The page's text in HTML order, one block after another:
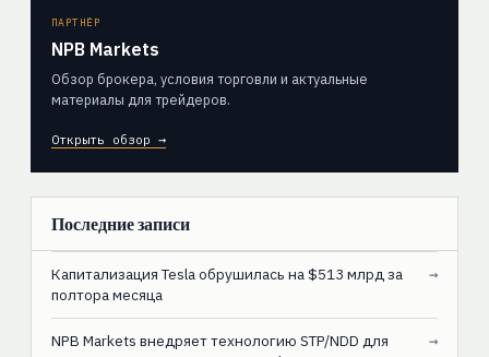
ПАРТНЁР
NPB Markets
Обзор брокера, условия торговли и актуальные
материалы для трейдеров.
Открыть обзор →
Последние записи
Капитализация Tesla обрушилась на $513 млрд за
полтора месяца
→
NPB Markets внедряет технологию STP/NDD для
→